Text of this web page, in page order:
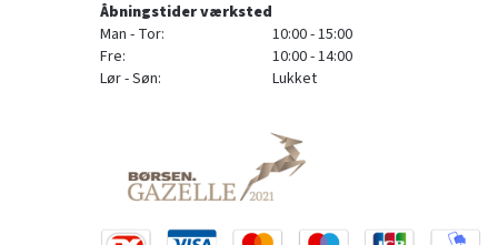
Åbningstider værksted
Man - Tor:
10:00 - 15:00
Fre:
10:00 - 14:00
Lør - Søn:
Lukket